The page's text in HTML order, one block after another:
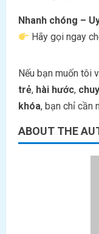
Nhanh chóng –
Hãy gọi ngay
Nếu bạn muốn tôi
trẻ, hài hước,
khóa, bạn chỉ cần
ABOUT THE